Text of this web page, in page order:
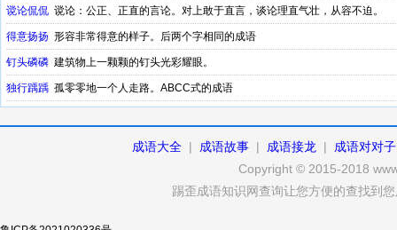
谠论侃侃 谠论：公正、正直的言论。对上敢于直言，谈论理直气壮，从容不迫。
得意扬扬 形容非常得意的样子。后两个字相同的成语
钉头磷磷 建筑物上一颗颗的钉头光彩耀眼。
独行踽踽 孤零零地一个人走路。ABCC式的成语
成语大全 | 成语故事 | 成语接龙 |
成语对对子
Copyright © 2015-2018
踢歪成语知识网查询让您方便的查找到